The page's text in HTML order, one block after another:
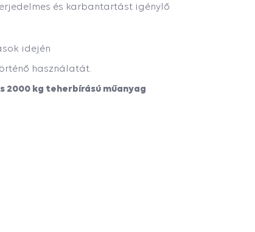
és karbantartást igénylő
idején
használatát.
2000 kg teherbírású műanyag